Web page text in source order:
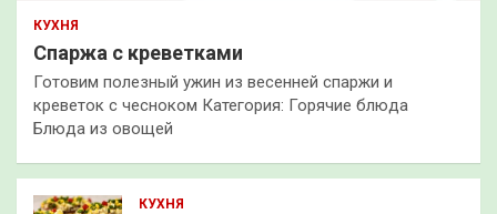
КУХНЯ
Спаржа с креветками
Готовим полезный ужин из весенней спаржи и
креветок с чесноком Категория: Горячие блюда
Блюда из овощей
КУХНЯ